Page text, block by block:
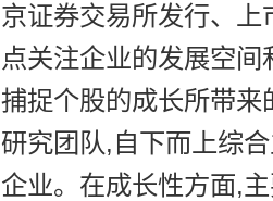
京证券交易所发行、
点关注企业的发展空
捕捉个股的成长所带
研究团队,自下而上综
企业。在成长性方面,